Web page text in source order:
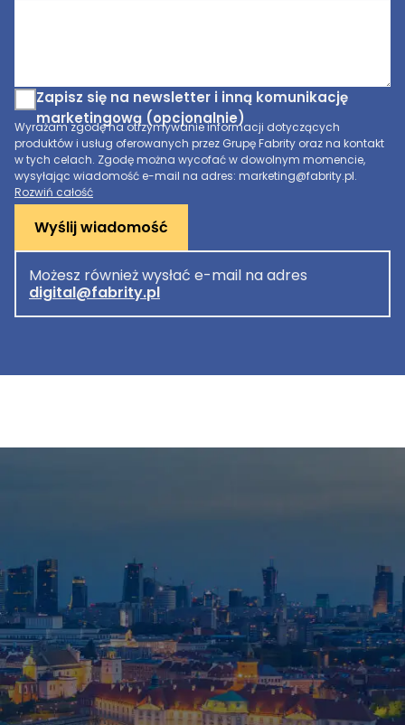
Zapisz się na newsletter i inną komunikację
marketingową (opcjonalnie)
Wyrażam zgodę na otrzymywanie informacji dotyczących
produktów i usług oferowanych przez Grupę Fabrity oraz na kontakt
w tych celach. Zgodę można wycofać w dowolnym momencie,
wysyłając wiadomość e-mail na adres: marketing@fabrity.pl.
Rozwiń całość
Wyślij wiadomość
Możesz również wysłać e-mail na adres
digital@fabrity.pl